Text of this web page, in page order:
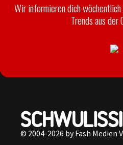
Wir informieren dich
Trends aus der
© 2004-2026 by Fash Medien